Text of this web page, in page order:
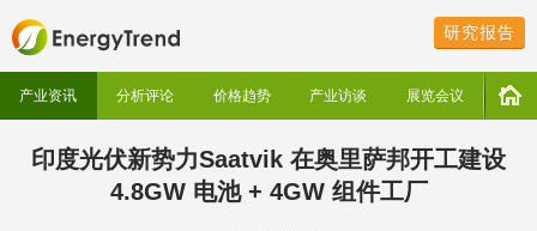
研究报告
产业资讯 分析评论 价格趋势 产业访谈 展览会议
印度光伏新势力Saatvik 在奥里萨邦开工建设
4.8GW 电池 + 4GW 组件工厂